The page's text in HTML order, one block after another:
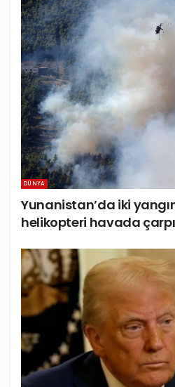
DÜNYA
Yunanistan’da iki
helikopteri havada